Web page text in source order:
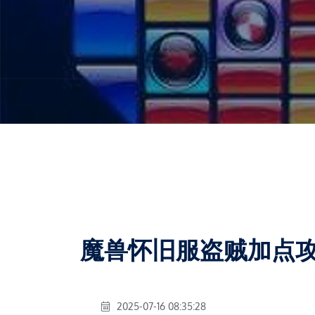
魔兽怀旧服盗贼加点
2025-07-16 08:35:28